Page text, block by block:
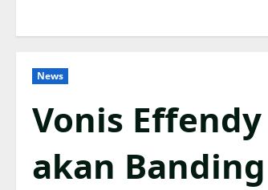
News
Vonis
akan Banding